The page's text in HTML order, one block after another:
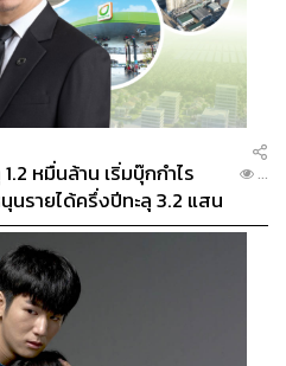
หมื่นล้าน เริ่มบุ๊กกำไร
นรายได้ครึ่งปีทะลุ 3.2 แสน
...